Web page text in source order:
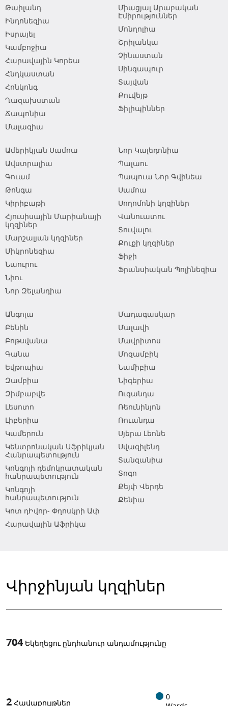
Թաիլանդ
Ինդոնեզիա
Իսրայել
Կամբոջիա
Հարավային Կորեա
Հնդկաստան
Հոնկոնգ
Ղազախստան
Ճապոնիա
Մալազիա
Միացյալ Արաբական
Էմիրություններ
Մոնղոլիա
Շրիլանկա
Չինաստան
Սինգապուր
Տայվան
Քուվեյթ
Ֆիլիպիններ
Ամերիկյան Սամոա
Ավստրալիա
Գուամ
Թոնգա
Կիրիբաթի
Հյուսիսային Մարիանայի
կղզիներ
Մարշալյան կղզիներ
Միկրոնեզիա
Նաուրու
Նիու
Նոր Զելանդիա
Նոր Կալեդոնիա
Պալաու
Պապուա Նոր Գվինեա
Սամոա
Սողոմոնի կղզիներ
Վանուատու
Տուվալու
Քուքի կղզիներ
Ֆիջի
Ֆրանսիական Պոլինեզիա
Անգոլա
Բենին
Բոթսվանա
Գանա
Եվթոպիա
Զամբիա
Զիմբաբվե
Լեսոտո
Լիբերիա
Կամերուն
Կենտրոնական Աֆրիկյան
Հանրապետություն
Կոնգոյի դեմոկրատական
հանրապետություն
Կոնգոյի
հանրապետություն
Կոտ դԻվոր- Փղոսկրի Ափ
Հարավային Աֆրիկա
Մադագասկար
Մալավի
Մավրիտոս
Մոզամբիկ
Նամիբիա
Նիգերիա
Ուգանդա
Ռեունինյոն
Ռուանդա
Սյերա Լեոնե
Սվազիլենդ
Տանզանիա
Տոգո
Քեյփ Վերդե
Քենիա
Վիրջինյան կղզիներ
704 Եկեղեցու ընդհանուր անդամությունը
2 Հավաքույթներ
0